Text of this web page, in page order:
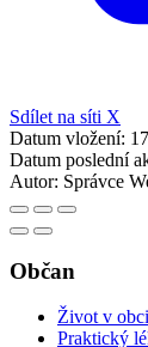
Sdílet na síti X
Datum vložení:
Datum poslední
Autor: Správce
Občan
Život v obci
Praktický